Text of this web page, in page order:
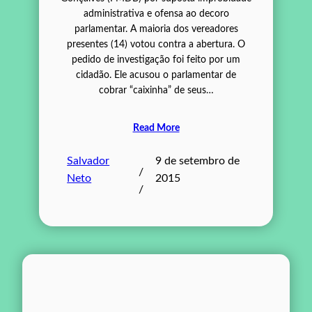
administrativa e ofensa ao decoro
parlamentar. A maioria dos vereadores
presentes (14) votou contra a abertura. O
pedido de investigação foi feito por um
cidadão. Ele acusou o parlamentar de
cobrar “caixinha” de seus…
Read More
Salvador
Neto
/
/
9 de setembro de
2015